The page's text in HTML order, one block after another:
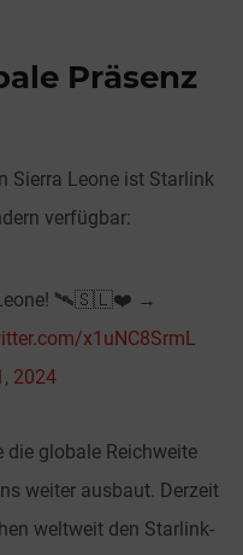
Präsenz
Sierra Leone ist Starlink
verfügbar:
Leone! 🛰️🇸🇱❤️ →
x1uNC8SrmL
2024
die globale Reichweite
weiter ausbaut. Derzeit
weltweit den Starlink-